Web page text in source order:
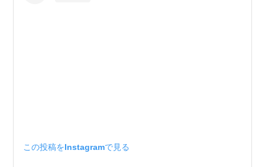
この投稿をInstagramで見る